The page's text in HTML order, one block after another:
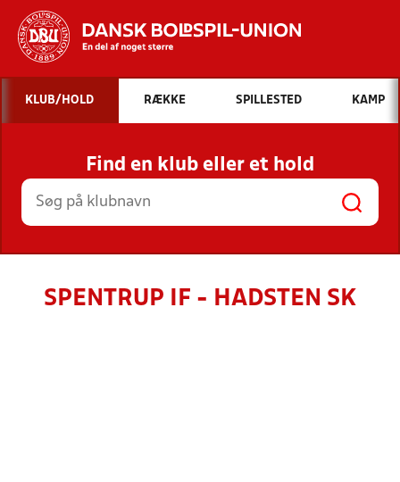
Hvad vil du søge efter?
INDHOLD OG NYHEDER
STILLINGER, RESULTATER, KLUBBER OG
HOLD
KLUB/HOLD RÆKKE SPILLESTED KAMP
Find en klub eller et hold
SPENTRUP IF - HADSTEN SK